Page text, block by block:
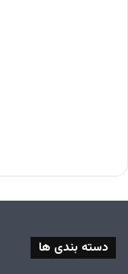
دسته بندی ها